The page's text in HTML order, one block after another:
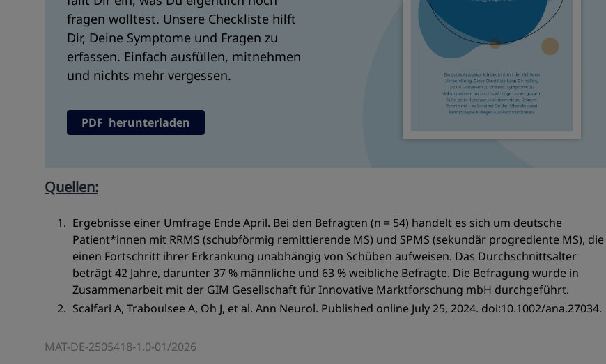
fragen wolltest. Unsere Checkliste hilft
Dir, Deine Symptome und Fragen zu
erfassen. Einfach ausfüllen, mitnehmen
und nichts mehr vergessen.
PDF herunterladen
Quellen:
Ergebnisse einer Umfrage Ende April. Bei den Befragten (n = 54) handelt es sich um deutsche
Patient*innen mit RRMS (schubförmig remittierende MS) und SPMS (sekundär progrediente MS), die
einen Fortschritt ihrer Erkrankung unabhängig von Schüben aufweisen. Das Durchschnittsalter
beträgt 42 Jahre, darunter 37 % männliche und 63 % weibliche Befragte. Die Befragung wurde in
Zusammenarbeit mit der GIM Gesellschaft für Innovative Marktforschung mbH durchgeführt.
Scalfari A, Traboulsee A, Oh J, et al. Ann Neurol. Published online July 25, 2024. doi:10.1002/ana.27034.
MAT-DE-2505418-1.0-01/2026